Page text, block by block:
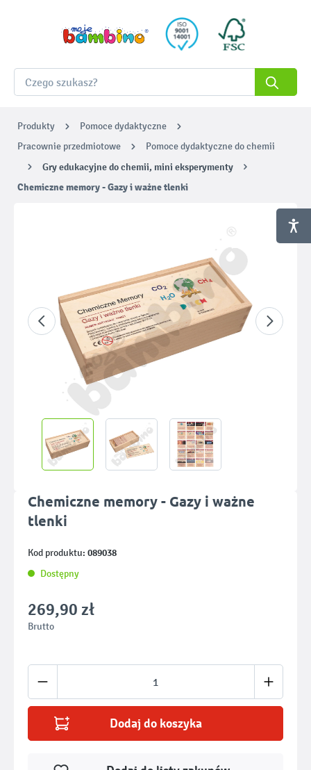
Produkty
Pomoce dydaktyczne
Pracownie przedmiotowe
Pomoce dydaktyczne do chemii
Gry edukacyjne do chemii, mini eksperymenty
Chemiczne memory - Gazy i ważne tlenki
Chemiczne memory - Gazy i ważne
tlenki
Kod produktu: 089038
Dostępny
269,90 zł
Brutto
Ilość produktu: Wprowadź żądaną ilość
Dodaj do koszyka